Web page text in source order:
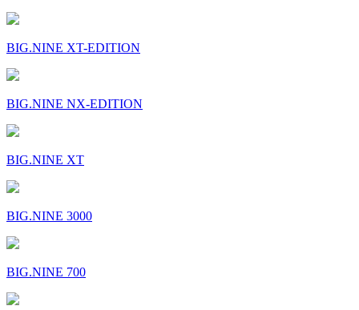
BIG.NINE XT-EDITION
BIG.NINE NX-EDITION
BIG.NINE XT
BIG.NINE 3000
BIG.NINE 700